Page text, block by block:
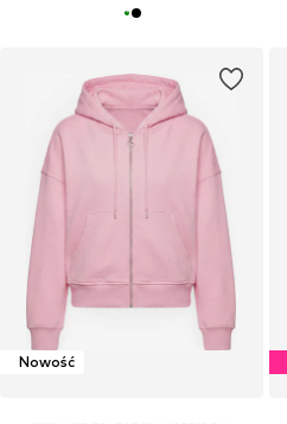
Nowość